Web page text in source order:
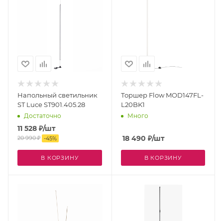
Напольный светильник
ST Luce ST901.405.28
Достаточно
11 528 ₽/шт
20 990₽ -45%
В КОРЗИНУ
Торшер Flow MOD147FL-
L20BK1
Много
18 490 ₽/шт
В КОРЗИНУ